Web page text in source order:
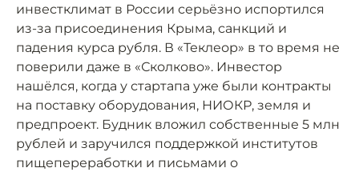
инвестклимат в России серьёзно испортился
из-за присоединения Крыма, санкций и
падения курса рубля. В «Теклеор» в то время не
поверили даже в «Сколково». Инвестор
нашёлся, когда у стартапа уже были контракты
на поставку оборудования, НИОКР, земля и
предпроект. Будник вложил собственные 5 млн
рублей и заручился поддержкой институтов
пищепереработки и письмами о